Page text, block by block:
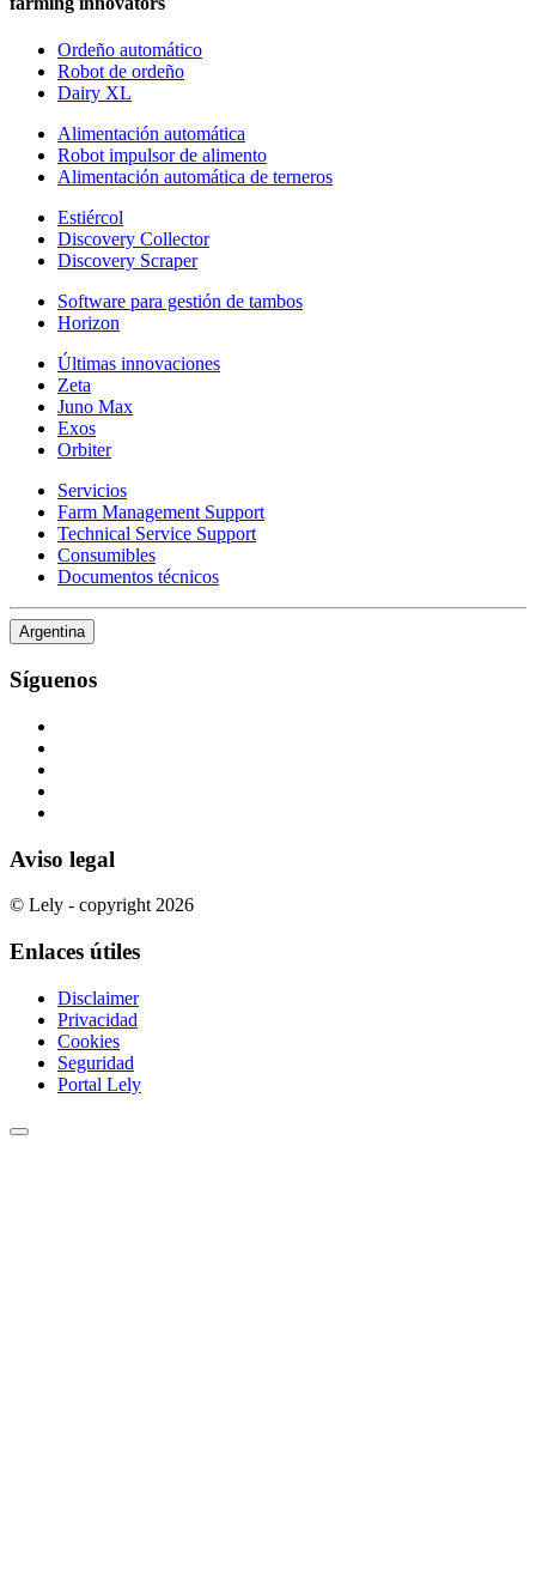
Ordeño automático
Robot de ordeño
Dairy XL
Alimentación automática
Robot impulsor de alimento
Alimentación automática de terneros
Estiércol
Discovery Collector
Discovery Scraper
Software para gestión de tambos
Horizon
Últimas innovaciones
Zeta
Juno Max
Exos
Orbiter
Servicios
Farm Management Support
Technical Service Support
Consumibles
Documentos técnicos
Argentina
Síguenos
Aviso legal
© Lely - copyright 2026
Enlaces útiles
Disclaimer
Privacidad
Cookies
Seguridad
Portal Lely